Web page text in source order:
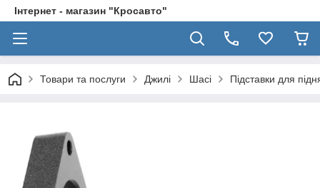
Інтернет - магазин "Кросавто"
Товари та послуги Джилі Шасі Підставки для